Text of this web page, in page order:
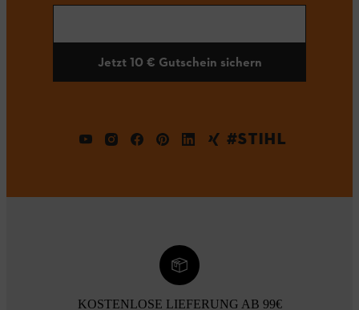
Jetzt 10 € Gutschein sichern
#STIHL
KOSTENLOSE LIEFERUNG AB 99€